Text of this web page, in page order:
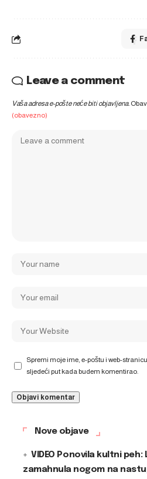
Leave a comment
Vaša adresa e-pošte neće biti objavljena.
(obavezno)
Spremi moje ime, e-poštu i web-
sljedeći put kada budem komentirao.
Nove objave
VIDEO Ponovila kultni peh:
zamahnula nogom na